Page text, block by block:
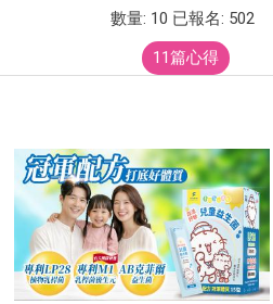
數量: 10 已報名: 502
11篇心得